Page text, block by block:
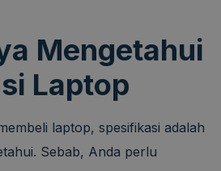
Mengetahui
Laptop
laptop, spesifikasi adalah
Sebab, Anda perlu